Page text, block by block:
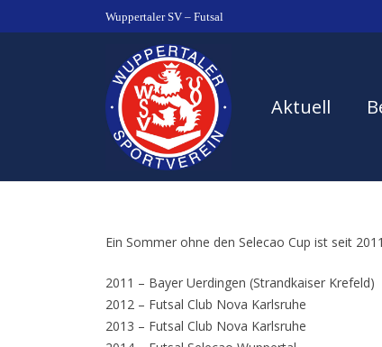
Wuppertaler SV – Futsal
Aktuell
Ein Sommer ohne den Selecao Cup ist seit
2011 – Bayer Uerdingen (Strandkaiser Krefeld)
2012 – Futsal Club Nova Karlsruhe
2013 – Futsal Club Nova Karlsruhe